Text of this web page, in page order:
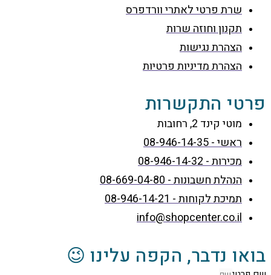
שרת פרטי לאתרי וורדפרס
תקנון וחוזה שרות
הצהרת נגישות
הצהרת מדיניות פרטיות
התקשרות
מוטי קינד 2, רחובות
ראשי - 08-946-14-35
מכירות - 08-946-14-32
הנהלת חשבונות - 08-669-04-80
תמיכת לקוחות - 08-946-14-21
info@shopcenter.co.il
נדבר, הקפה עלינו 😉